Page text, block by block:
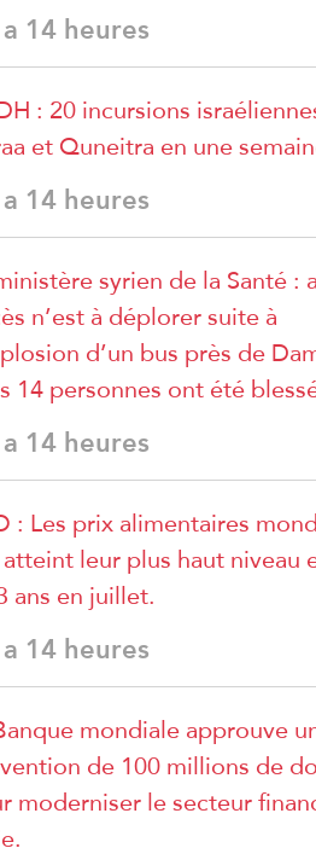
14 heures
: 20 incursions
et Quneitra en une
14 heures
syrien de la Santé :
n’est à déplorer suite à
d’un bus près de
14 personnes ont été
14 heures
: Les prix alimentaires
leur plus haut niveau
ans en juillet.
14 heures
mondiale approuve
de 100 millions de
moderniser le secteur